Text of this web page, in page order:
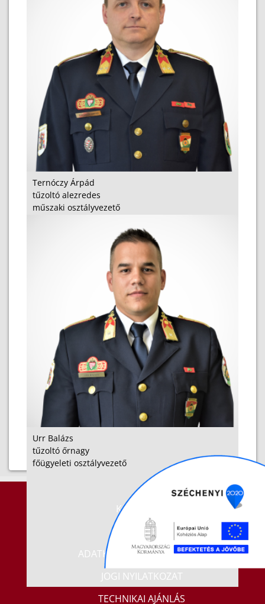
Ternóczy Árpád
tűzoltó alezredes
műszaki osztályvezető
Urr Balázs
tűzoltó őrnagy
főügyeleti osztályvezető
KAPCSOLAT
IMPRESSZUM
ADATKEZELÉSI TÁJÉKOZTATÓ
JOGI NYILATKOZAT
TECHNIKAI AJÁNLÁS